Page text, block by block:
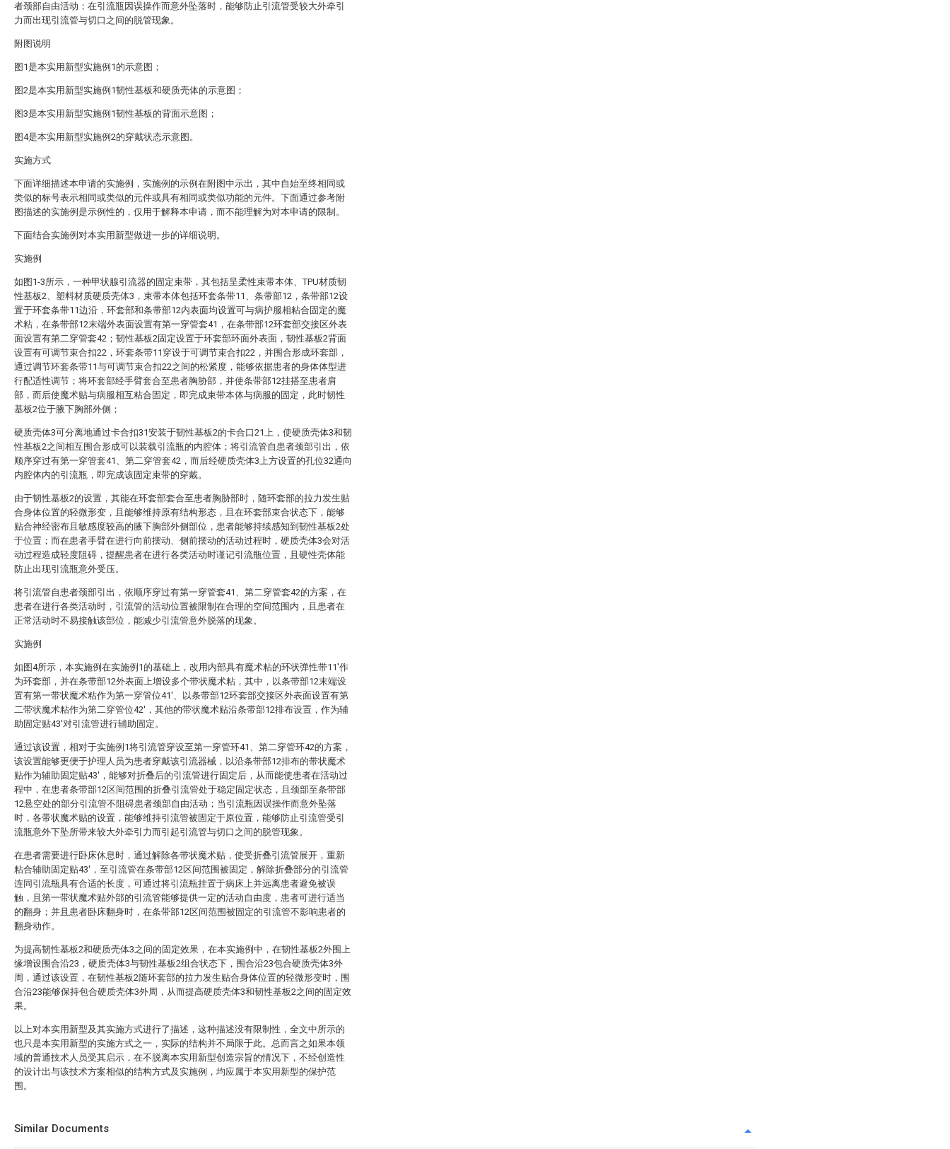
者颈部自由活动；在引流瓶因误操作而意外坠落时，能够防止引流管受较大外牵引
力而出现引流管与切口之间的脱管现象。
附图说明
图1是本实用新型实施例1的示意图；
图2是本实用新型实施例1韧性基板和硬质壳体的示意图；
图3是本实用新型实施例1韧性基板的背面示意图；
图4是本实用新型实施例2的穿戴状态示意图。
实施方式
下面详细描述本申请的实施例，实施例的示例在附图中示出，其中自始至终相同或
类似的标号表示相同或类似的元件或具有相同或类似功能的元件。下面通过参考附
图描述的实施例是示例性的，仅用于解释本申请，而不能理解为对本申请的限制。
下面结合实施例对本实用新型做进一步的详细说明。
实施例
如图1-3所示，一种甲状腺引流器的固定束带，其包括呈柔性束带本体、TPU材质韧
性基板2、塑料材质硬质壳体3，束带本体包括环套条带11、条带部12，条带部12设
置于环套条带11边沿，环套部和条带部12内表面均设置可与病护服相粘合固定的魔
术粘，在条带部12末端外表面设置有第一穿管套41，在条带部12环套部交接区外表
面设置有第二穿管套42；韧性基板2固定设置于环套部环面外表面，韧性基板2背面
设置有可调节束合扣22，环套条带11穿设于可调节束合扣22，并围合形成环套部，
通过调节环套条带11与可调节束合扣22之间的松紧度，能够依据患者的身体体型进
行配适性调节；将环套部经手臂套合至患者胸胁部，并使条带部12挂搭至患者肩
部，而后使魔术贴与病服相互粘合固定，即完成束带本体与病服的固定，此时韧性
基板2位于腋下胸部外侧；
硬质壳体3可分离地通过卡合扣31安装于韧性基板2的卡合口21上，使硬质壳体3和韧
性基板2之间相互围合形成可以装载引流瓶的内腔体；将引流管自患者颈部引出，依
顺序穿过有第一穿管套41、第二穿管套42，而后经硬质壳体3上方设置的孔位32通向
内腔体内的引流瓶，即完成该固定束带的穿戴。
由于韧性基板2的设置，其能在环套部套合至患者胸胁部时，随环套部的拉力发生贴
合身体位置的轻微形变，且能够维持原有结构形态，且在环套部束合状态下，能够
贴合神经密布且敏感度较高的腋下胸部外侧部位，患者能够持续感知到韧性基板2处
于位置；而在患者手臂在进行向前摆动、侧前摆动的活动过程时，硬质壳体3会对活
动过程造成轻度阻碍，提醒患者在进行各类活动时谨记引流瓶位置，且硬性壳体能
防止出现引流瓶意外受压。
将引流管自患者颈部引出，依顺序穿过有第一穿管套41、第二穿管套42的方案，在
患者在进行各类活动时，引流管的活动位置被限制在合理的空间范围内，且患者在
正常活动时不易接触该部位，能减少引流管意外脱落的现象。
实施例
如图4所示，本实施例在实施例1的基础上，改用内部具有魔术粘的环状弹性带11'作
为环套部，并在条带部12外表面上增设多个带状魔术粘，其中，以条带部12末端设
置有第一带状魔术粘作为第一穿管位41'、以条带部12环套部交接区外表面设置有第
二带状魔术粘作为第二穿管位42'，其他的带状魔术贴沿条带部12排布设置，作为辅
助固定贴43'对引流管进行辅助固定。
通过该设置，相对于实施例1将引流管穿设至第一穿管环41、第二穿管环42的方案，
该设置能够更便于护理人员为患者穿戴该引流器械，以沿条带部12排布的带状魔术
贴作为辅助固定贴43'，能够对折叠后的引流管进行固定后，从而能使患者在活动过
程中，在患者条带部12区间范围的折叠引流管处于稳定固定状态，且颈部至条带部
12悬空处的部分引流管不阻碍患者颈部自由活动；当引流瓶因误操作而意外坠落
时，各带状魔术贴的设置，能够维持引流管被固定于原位置，能够防止引流管受引
流瓶意外下坠所带来较大外牵引力而引起引流管与切口之间的脱管现象。
在患者需要进行卧床休息时，通过解除各带状魔术贴，使受折叠引流管展开，重新
粘合辅助固定贴43'，至引流管在条带部12区间范围被固定，解除折叠部分的引流管
连同引流瓶具有合适的长度，可通过将引流瓶挂置于病床上并远离患者避免被误
触，且第一带状魔术贴外部的引流管能够提供一定的活动自由度，患者可进行适当
的翻身；并且患者卧床翻身时，在条带部12区间范围被固定的引流管不影响患者的
翻身动作。
为提高韧性基板2和硬质壳体3之间的固定效果，在本实施例中，在韧性基板2外围上
缘增设围合沿23，硬质壳体3与韧性基板2组合状态下，围合沿23包合硬质壳体3外
周，通过该设置，在韧性基板2随环套部的拉力发生贴合身体位置的轻微形变时，围
合沿23能够保持包合硬质壳体3外周，从而提高硬质壳体3和韧性基板2之间的固定效
果。
以上对本实用新型及其实施方式进行了描述，这种描述没有限制性，全文中所示的
也只是本实用新型的实施方式之一，实际的结构并不局限于此。总而言之如果本领
域的普通技术人员受其启示，在不脱离本实用新型创造宗旨的情况下，不经创造性
的设计出与该技术方案相似的结构方式及实施例，均应属于本实用新型的保护范
围。
Similar Documents